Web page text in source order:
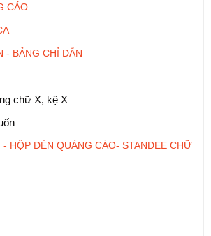
CÁO
- BẢNG CHỈ DẪN
chữ X, kệ X
- HỘP ĐÈN QUẢNG CÁO- STANDEE CHỮ